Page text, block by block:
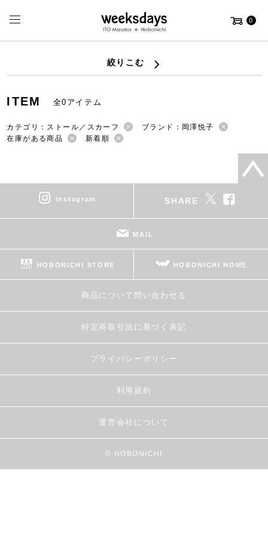
0
絞りこむ
ITEM 全0アイテム
カテゴリ：ストール／スカーフ
ブランド：岡澤悦子
在庫がある商品
新着順
instagram SHARE
MAIL
HOBONICHI STORE HOBONICHI HOME
商品について問い合わせる
特定商取引法に基づく表記
プライバシーポリシー
利用規約
運営会社について
© HOBONICHI